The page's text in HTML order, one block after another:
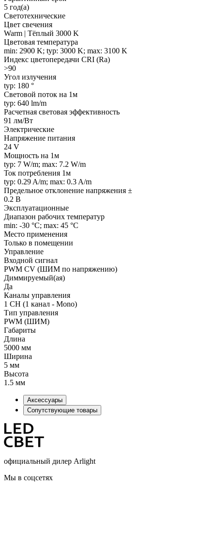
5 год(а)
Светотехнические
Цвет свечения
Warm | Тёплый 3000 K
Цветовая температура
min: 2900 K; typ: 3000 K; max: 3100 K
Индекс цветопередачи CRI (Ra)
>90
Угол излучения
typ: 180 °
Световой поток на 1м
typ: 640 lm/m
Расчетная световая эффективность
91 лм/Вт
Электрические
Напряжение питания
24 V
Мощность на 1м
typ: 7 W/m; max: 7.2 W/m
Ток потребления 1м
typ: 0.29 A/m; max: 0.3 A/m
Предельное отклонение напряжения ±
0.2 В
Эксплуатационные
Диапазон рабочих температур
min: -30 °C; max: 45 °C
Место применения
Только в помещении
Управление
Входной сигнал
PWM СV (ШИМ по напряжению)
Диммируемый(ая)
Да
Каналы управления
1 CH (1 канал - Mono)
Тип управления
PWM (ШИМ)
Габариты
Длина
5000 мм
Ширина
5 мм
Высота
1.5 мм
Аксессуары
Сопутствующие товары
официальный дилер Arlight
Мы в соцсетях